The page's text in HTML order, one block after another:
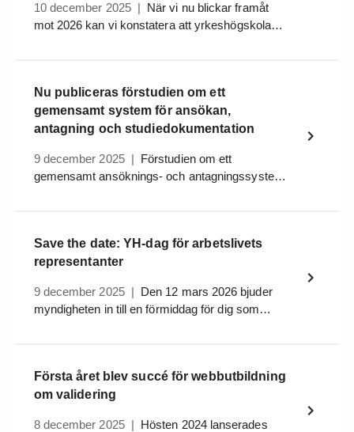
10 december 2025 | När vi nu blickar framåt
mot 2026 kan vi konstatera att yrkeshögskolan
genomgått.
Nu publiceras förstudien om ett
gemensamt system för ansökan,
antagning och studiedokumentation
9 december 2025 | Förstudien om ett
gemensamt ansöknings- och antagningssystem
sin slutrapport.
Save the date: YH-dag för arbetslivets
representanter
9 december 2025 | Den 12 mars 2026 bjuder
myndigheten in till en förmiddag för dig som
Första året blev succé för webbutbildning
om validering
8 december 2025 | Hösten 2024 lanserades